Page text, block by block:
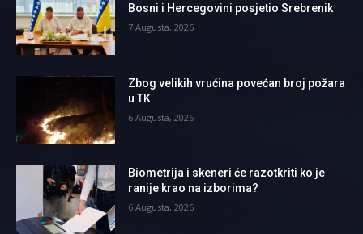
Bosni i Hercegovini posjetio Srebrenik
7 Augusta, 2026
Zbog velikih vrućina povećan broj požara
u TK
6 Augusta, 2026
Biometrija i skeneri će razotkriti ko je
ranije krao na izborima?
6 Augusta, 2026